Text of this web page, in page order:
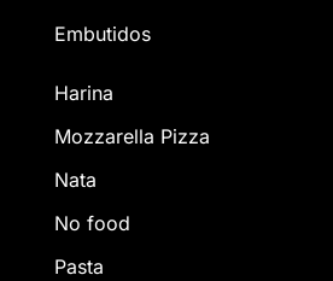
Embutidos
Harina
Mozzarella Pizza
Nata
No food
Pasta